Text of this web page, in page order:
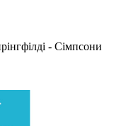
- Сімпсони